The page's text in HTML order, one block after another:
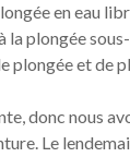
en eau
la plongée
plongée et de
donc nous
Le